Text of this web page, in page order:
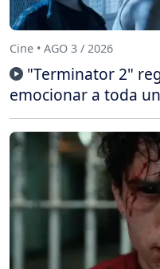
Cine • AGO 3 / 2026
"Terminator 2"
emocionar a toda